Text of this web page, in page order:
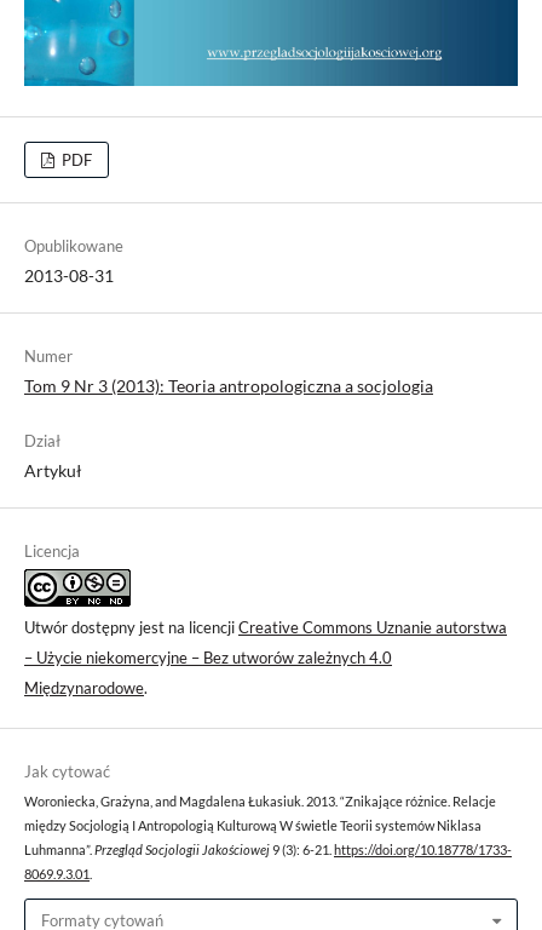
PDF
Opublikowane
2013-08-31
Numer
Tom 9 Nr 3 (2013): Teoria antropologiczna a socjologia
Dział
Artykuł
Licencja
Utwór dostępny jest na licencjiCreative Commons Uznanie autorstwa
– Użycie niekomercyjne – Bez utworów zależnych 4.0
Międzynarodowe.
Jak cytować
Woroniecka, Grażyna, and Magdalena Łukasiuk. 2013. “Znikające różnice. Relacje
między Socjologią I Antropologią Kulturową W świetle Teorii systemów Niklasa
Luhmanna”. Przegląd Socjologii Jakościowej9 (3): 6-21. https://doi.org/10.18778/1733-
8069.9.3.01
Formaty cytowań